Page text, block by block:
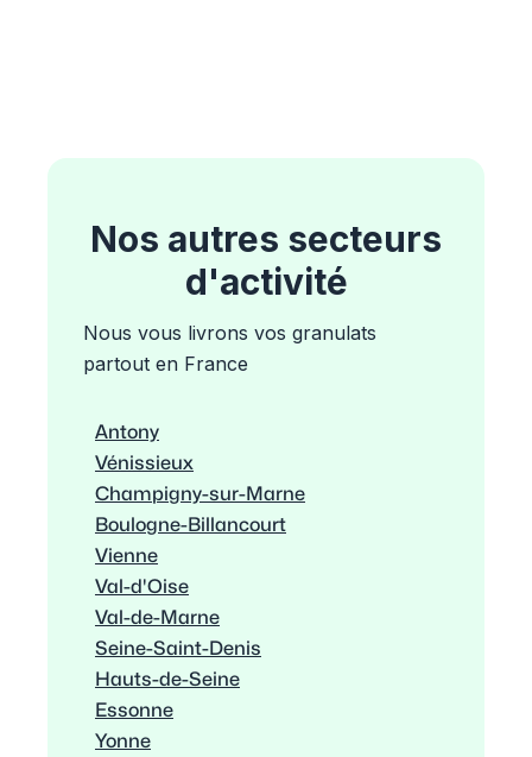
Nos autres secteurs
d'activité
Nous vous livrons vos granulats
partout en France
Antony
Vénissieux
Champigny-sur-Marne
Boulogne-Billancourt
Vienne
Val-d'Oise
Val-de-Marne
Seine-Saint-Denis
Hauts-de-Seine
Essonne
Yonne